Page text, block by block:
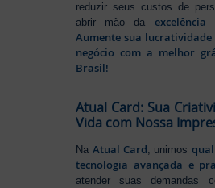
reduzir seus custos de
abrir mão da excelência
Aumente sua
negócio com a melhor
Brasil!
Atual Card: Sua
Vida com Nossa
Na Atual Card , unimos
tecnologia avançada e
atender suas demandas